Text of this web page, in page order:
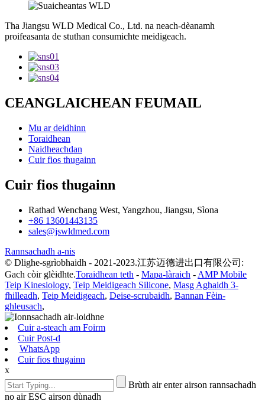
Tha Jiangsu WLD Medical Co., Ltd. na neach-dèanamh
proifeasanta de stuthan consumichte meidigeach.
CEANGLAICHEAN FEUMAIL
Mu ar deidhinn
Toraidhean
Naidheachdan
Cuir fios thugainn
Cuir fios thugainn
Rathad Wenchang West, Yangzhou, Jiangsu, Sìona
+86 13601443135
sales@jswldmed.com
Rannsachadh a-nis
© Dlighe-sgrìobhaidh - 2021-2023.江苏迈德进出口有限公司:
Gach còir glèidhte.Toraidhean teth - Mapa-làraich - AMP Mobile
Teip Kinesiology, Teip Meidigeach Silicone, Masg Aghaidh 3-
fhilleadh, Teip Meidigeach, Deise-scrubaidh, Bannan Fèin-
ghleusach,
Cuir a-steach am Foirm
Cuir Post-d
WhatsApp
Cuir fios thugainn
x
Brùth air enter airson rannsachadh
no air ESC airson dùnadh